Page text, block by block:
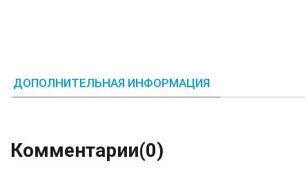
ДОПОЛНИТЕЛЬНАЯ ИНФОРМАЦИЯ
Комментарии(0)